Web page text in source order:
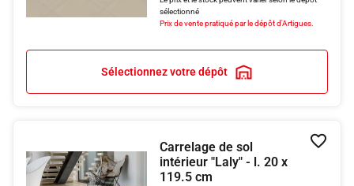
sélectionné
Prix de vente pratiqué par le dépôt d'Artigues.
Sélectionnez votre dépôt
Carrelage de sol
intérieur "Laly" - l. 20 x
119.5 cm